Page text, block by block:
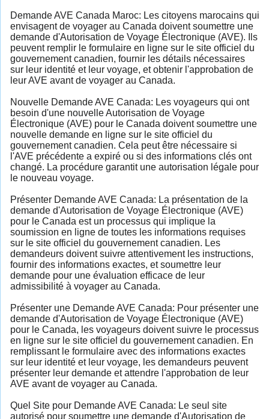
Demande AVE Canada Maroc: Les citoyens marocains qui
envisagent de voyager au Canada doivent soumettre une
demande d'Autorisation de Voyage Électronique (AVE). Ils
peuvent remplir le formulaire en ligne sur le site officiel du
gouvernement canadien, fournir les détails nécessaires
sur leur identité et leur voyage, et obtenir l'approbation de
leur AVE avant de voyager au Canada.
Nouvelle Demande AVE Canada: Les voyageurs qui ont
besoin d'une nouvelle Autorisation de Voyage
Électronique (AVE) pour le Canada doivent soumettre une
nouvelle demande en ligne sur le site officiel du
gouvernement canadien. Cela peut être nécessaire si
l'AVE précédente a expiré ou si des informations clés ont
changé. La procédure garantit une autorisation légale pour
le nouveau voyage.
Présenter Demande AVE Canada: La présentation de la
demande d'Autorisation de Voyage Électronique (AVE)
pour le Canada est un processus qui implique la
soumission en ligne de toutes les informations requises
sur le site officiel du gouvernement canadien. Les
demandeurs doivent suivre attentivement les instructions,
fournir des informations exactes, et soumettre leur
demande pour une évaluation efficace de leur
admissibilité à voyager au Canada.
Présenter une Demande AVE Canada: Pour présenter une
demande d'Autorisation de Voyage Électronique (AVE)
pour le Canada, les voyageurs doivent suivre le processus
en ligne sur le site officiel du gouvernement canadien. En
remplissant le formulaire avec des informations exactes
sur leur identité et leur voyage, les demandeurs peuvent
présenter leur demande et attendre l'approbation de leur
AVE avant de voyager au Canada.
Quel Site pour Demande AVE Canada: Le seul site
autorisé pour soumettre une demande d'Autorisation de